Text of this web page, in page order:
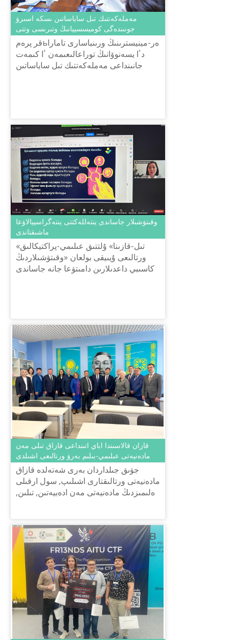
مەملەكەتتىك تىل ساياساتىن ىسكە اسىرۋ
جونىندەگى كوميسسييانىڭ وتىرىسى وتتى
قر پرەمьەر-مينيسترىنىڭ ورىنباسارى تامارا
دٴا يسەنوۆانىڭ توراعالىعىمەن ٴا كىمەت
جانىنداعى مەملەكەتتىك تىل ساياساتىن
وقىتۋشىلار جاساندى ينتەللەكتتى ينتەگراسييالاۋعا
ماشىقتاندى
«تىل-قازىنا» ۇلتتىق عىلىمي-پراكتيكالىق
ورتالىعى ۇيىيقى بولعان «وقىتۋشىلاردىڭ
كاسىبي داعدىلارىن دامىتۋعا جانە جاساندى
قازان قالاسىندا اباي اتىنداعى قازاق تىلى مەن
مادەنيەتى عىلىمي-بىلىم بەرۋ ورتالىعى اشىلدى
جۋىق جىلداردان بەرى شەتەلدە قازاق
مادەنيەتى ورتالىقتارى اشىلىپ, سول ارقىلى
ەلىمىزدىڭ مادەنيەتى مەن ادەبيەتىن, تىلىن,